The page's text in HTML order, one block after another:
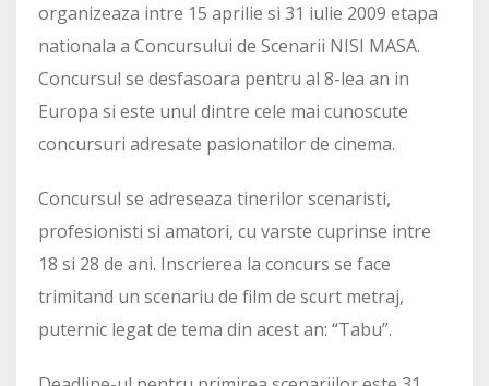
organizeaza intre 15 aprilie si 31 iulie 2009 etapa
nationala a Concursului de Scenarii NISI MASA.
Concursul se desfasoara pentru al 8-lea an in
Europa si este unul dintre cele mai cunoscute
concursuri adresate pasionatilor de cinema.
Concursul se adreseaza tinerilor scenaristi,
profesionisti si amatori, cu varste cuprinse intre
18 si 28 de ani. Inscrierea la concurs se face
trimitand un scenariu de film de scurt metraj,
puternic legat de tema din acest an: “Tabu”.